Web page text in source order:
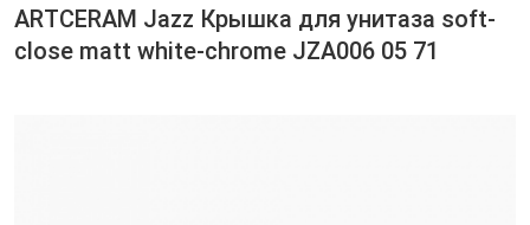
ARTCERAM Jazz Крышка для унитаза soft-
close matt white-chrome JZA006 05 71